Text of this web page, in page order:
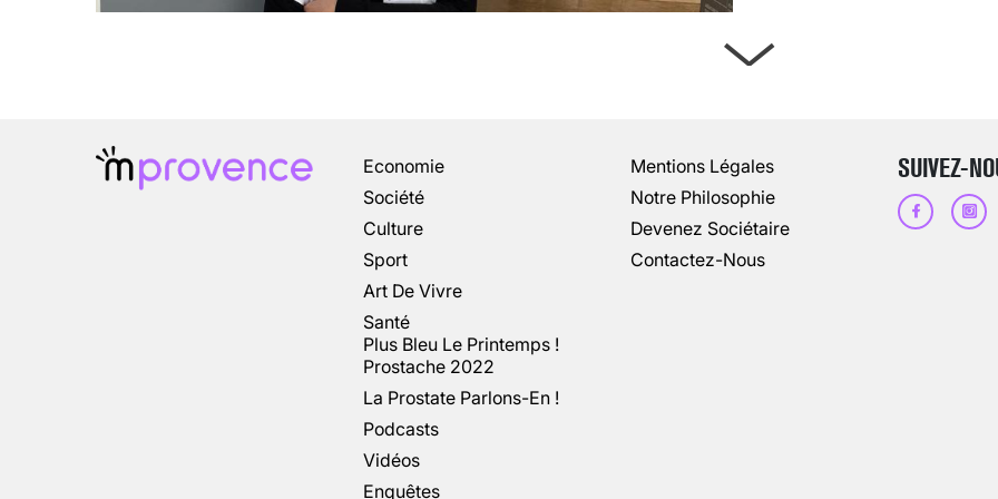
Economie
Société
Culture
Sport
Art De Vivre
Santé
Plus Bleu Le Printemps !
Prostache 2022
La Prostate Parlons-En !
Podcasts
Vidéos
Enquêtes
Mentions Légales
Notre Philosophie
Devenez Sociétaire
Contactez-Nous
SUIVEZ-